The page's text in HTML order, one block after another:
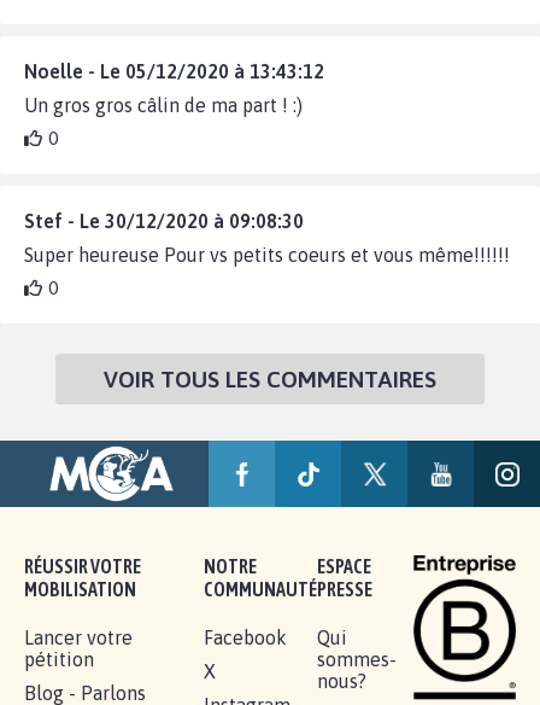
Noelle - Le 05/12/2020 à 13:43:12
Un gros gros câlin de ma part ! :)
0
Stef - Le 30/12/2020 à 09:08:30
Super heureuse Pour vs petits coeurs et vous même!!!!!!
0
VOIR TOUS LES COMMENTAIRES
RÉUSSIR VOTRE
MOBILISATION
Lancer votre
pétition
Blog - Parlons
NOTRE
COMMUNAUTÉ
Facebook
X
ESPACE
PRESSE
Qui
sommes-
nous?